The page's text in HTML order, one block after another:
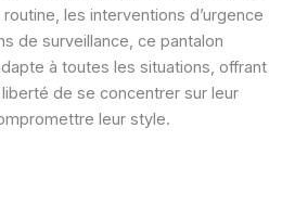
les interventions d’urgence
de surveillance, ce pantalon
à toutes les situations, offrant
de se concentrer sur leur
leur style.